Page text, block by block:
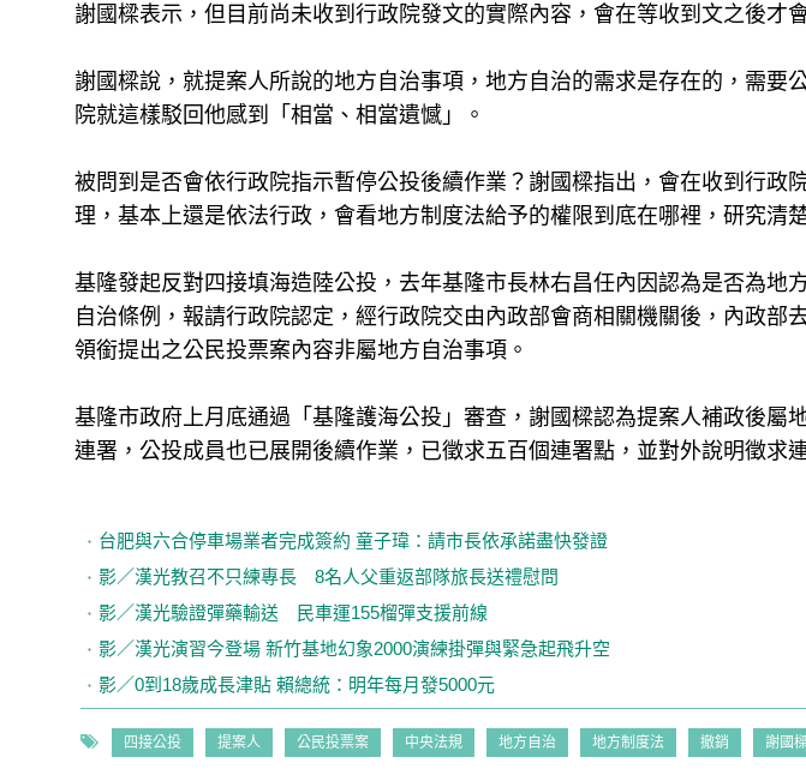
謝國樑表示，但目前尚未收到行政院發文的實際內容，會在等收到文之後才
謝國樑說，就提案人所說的地方自治事項，地方自治的需求是存在的，需要
院就這樣駁回他感到「相當、相當遺憾」。
被問到是否會依行政院指示暫停公投後續作業？謝國樑指出，會在收到行政
理，基本上還是依法行政，會看地方制度法給予的權限到底在哪裡，研究清
基隆發起反對四接填海造陸公投，去年基隆市長林右昌任內因認為是否為地
自治條例，報請行政院認定，經行政院交由內政部會商相關機關後，內政部
領銜提出之公民投票案內容非屬地方自治事項。
基隆市政府上月底通過「基隆護海公投」審查，謝國樑認為提案人補政後屬
連署，公投成員也已展開後續作業，已徵求五百個連署點，並對外說明徵求
台肥與六合停車場業者完成簽約 童子瑋：請市長依承諾盡快發證
影／漢光教召不只練專長 8名人父重返部隊旅長送禮慰問
影／漢光驗證彈藥輸送 民車運155榴彈支援前線
影／漢光演習今登場 新竹基地幻象2000演練掛彈與緊急起飛升空
影／0到18歲成長津貼 賴總統：明年每月發5000元
四接公投 提案人 公民投票案 中央法規 地方自治 地方制度法 撤銷 謝國